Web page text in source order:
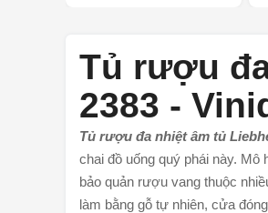
Tủ rượu
2383 -
Tủ rượu đa nhiệt âm tủ
chai đồ uống quý phái này. Mô
bảo quản rượu vang thuộc
làm bằng gỗ tự nhiên, cửa